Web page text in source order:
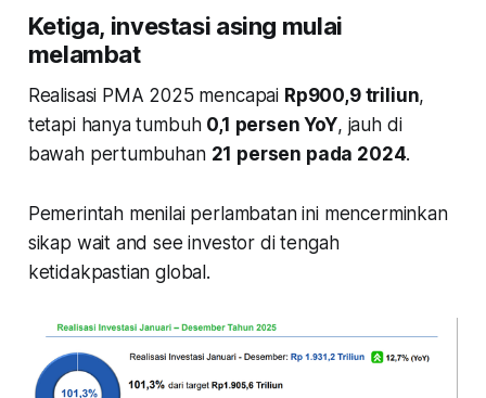
Ketiga, investasi asing mulai
melambat
Realisasi PMA 2025 mencapai Rp900,9 triliun,
tetapi hanya tumbuh 0,1 persen YoY, jauh di
bawah pertumbuhan 21 persen pada 2024.
Pemerintah menilai perlambatan ini mencerminkan
sikap wait and see investor di tengah
ketidakpastian global.